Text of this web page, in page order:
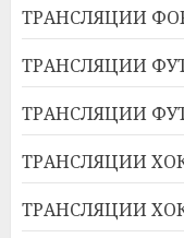
ТРАНСЛЯЦИИ
ТРАНСЛЯЦИИ
ТРАНСЛЯЦИИ
ТРАНСЛЯЦИИ
ТРАНСЛЯЦИИ